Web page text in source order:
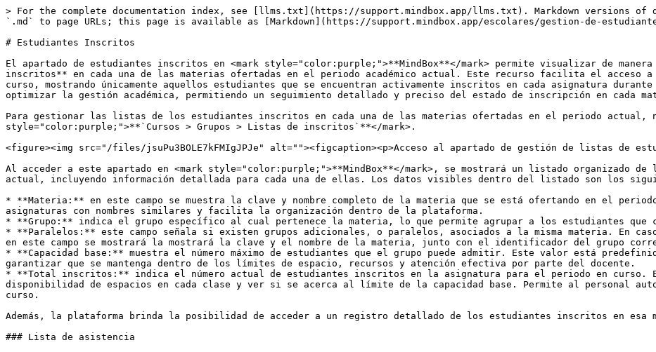
> For the complete documentation index, see [llms.txt](https://support.mindbox.app/llms.txt). Markdown versions of
`.md` to page URLs; this page is available as [Markdown](https://support.mindbox.app/escolares/gestion-de-
# Estudiantes Inscritos
El apartado de estudiantes inscritos en <mark style="color:purple;">**MindBox**</mark> permite visualizar de
inscritos** en cada una de las materias ofertadas en el periodo académico actual. Este recurso facilita el acceso
curso, mostrando únicamente aquellos estudiantes que se encuentran activamente inscritos en cada asignatura
optimizar la gestión académica, permitiendo un seguimiento detallado y preciso del estado de inscripción en cada
Para gestionar las listas de los estudiantes inscritos en cada una de las materias ofertadas en el periodo actual,
style="color:purple;">**`Cursos > Grupos > Listas de inscritos`**</mark>.
<figure><img src="/files/jsuPu3BOLE7kFMIgJPJe" alt=""><figcaption><p>Acceso al apartado de gestión de listas de
Al acceder a este apartado en <mark style="color:purple;">**MindBox**</mark>, se mostrará un listado organizado
actual, incluyendo información detallada para cada una de ellas. Los datos visibles dentro del listado son los
* **Materia:** en este campo se muestra la clave y nombre completo de la materia que se está ofertando en el
asignaturas con nombres similares y facilita la organización dentro de la plataforma.
* **Grupo:** indica el grupo específico al cual pertenece la materia, lo que permite agrupar a los estudiantes que
* **Paralelos:** este campo señala si existen grupos adicionales, o paralelos, asociados a la misma materia. En
en este campo se mostrará la mostrará la clave y el nombre de la materia, junto con el identificador del grupo
* **Capacidad base:** muestra el número máximo de estudiantes que el grupo puede admitir. Este valor está
garantizar que se mantenga dentro de los límites de espacio, recursos y atención efectiva por parte del docente.
* **Total inscritos:** indica el número actual de estudiantes inscritos en la asignatura para el periodo en curso.
disponibilidad de espacios en cada clase y ver si se acerca al límite de la capacidad base. Permite al personal
curso.
Además, la plataforma brinda la posibilidad de acceder a un registro detallado de los estudiantes inscritos en esa
### Lista de asistencia